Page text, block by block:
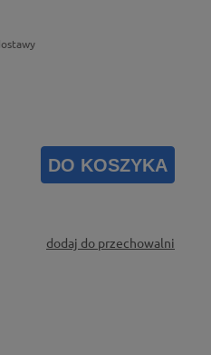
DO KOSZYKA
dodaj do przechowalni